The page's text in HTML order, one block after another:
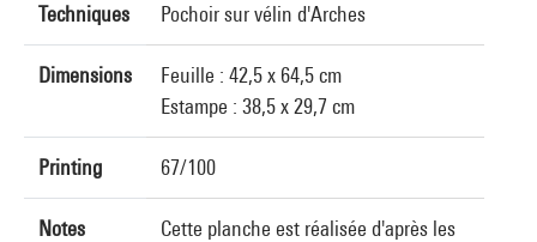
Techniques Pochoir sur vélin d'Arches
Dimensions
Feuille : 42,5 x 64,5 cm
Estampe : 38,5 x 29,7 cm
Printing 67/100
Notes
Cette planche est réalisée d'après les